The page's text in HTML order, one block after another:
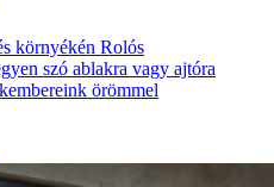
környékén Rolós
szó ablakra vagy ajtóra
örömmel